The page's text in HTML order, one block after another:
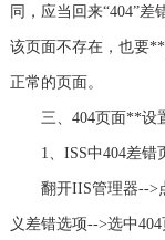
同，应当回来“404”
该页面不存在，也要
正常的页面。
三、404页面**设
1、ISS中404差错
翻开IIS管理器-->
义差错选项-->选中